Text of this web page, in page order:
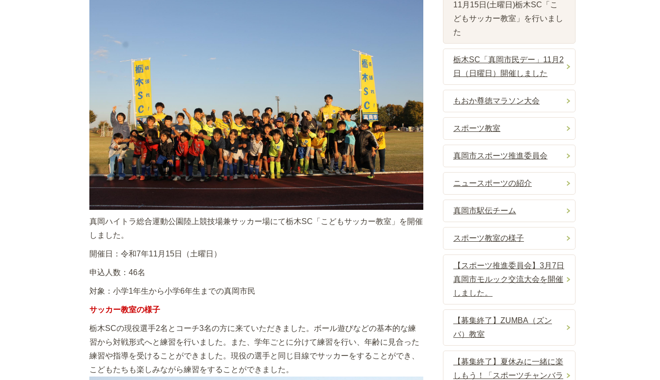
真岡ハイトラ総合運動公園陸上競技場兼サッカー場にて栃木SC「こどもサッカー教室」を開催
しました。
開催日：令和7年11月15日（土曜日）
申込人数：46名
対象：小学1年生から小学6年生までの真岡市民
サッカー教室の様子
栃木SCの現役選手2名とコーチ3名の方に来ていただきました。ボール遊びなどの基本的な練
習から対戦形式へと練習を行いました。また、学年ごとに分けて練習を行い、年齢に見合った
練習や指導を受けることができました。現役の選手と同じ目線でサッカーをすることができ、
こどもたちも楽しみながら練習をすることができました。
11月15日(土曜日)栃木SC「こ
どもサッカー教室」を行いまし
た
栃木SC「真岡市民デー」11月2
日（日曜日）開催しました
もおか尊徳マラソン大会
スポーツ教室
真岡市スポーツ推進委員会
ニュースポーツの紹介
真岡市駅伝チーム
スポーツ教室の様子
【スポーツ推進委員会】3月7日
真岡市モルック交流大会を開催
しました。
【募集終了】ZUMBA（ズン
バ）教室
【募集終了】夏休みに一緒に楽
しもう！「スポーツチャンバラ